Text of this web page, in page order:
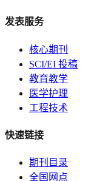
发表服务
核心期刊
SCI/EI 投稿
教育教学
医学护理
工程技术
快速链接
期刊目录
全国网点